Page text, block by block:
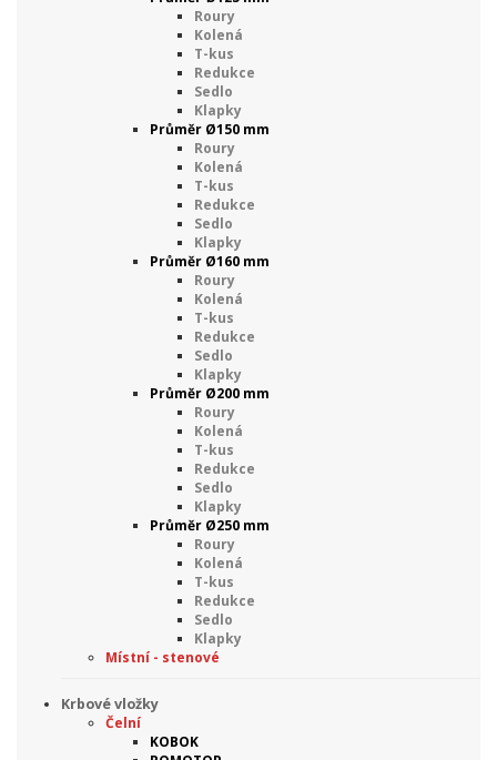
Roury
Kolená
T-kus
Redukce
Sedlo
Klapky
Průměr Ø150 mm
Roury
Kolená
T-kus
Redukce
Sedlo
Klapky
Průměr Ø160 mm
Roury
Kolená
T-kus
Redukce
Sedlo
Klapky
Průměr Ø200 mm
Roury
Kolená
T-kus
Redukce
Sedlo
Klapky
Průměr Ø250 mm
Roury
Kolená
T-kus
Redukce
Sedlo
Klapky
Místní - stenové
Krbové vložky
Čelní
KOBOK